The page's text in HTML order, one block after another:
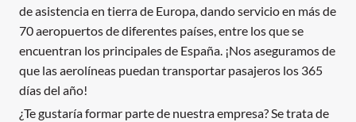
de asistencia en tierra de Europa, dando servicio en más de
70 aeropuertos de diferentes países, entre los que se
encuentran los principales de España. ¡Nos aseguramos de
que las aerolíneas puedan transportar pasajeros los 365
días del año!
¿Te gustaría formar parte de nuestra empresa? Se trata de